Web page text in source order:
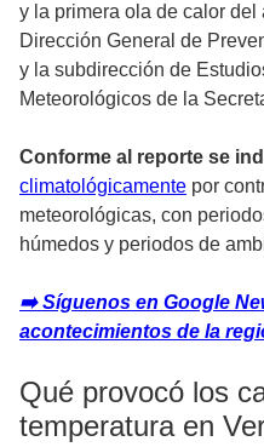
y la primera ola de calor del
Dirección General de
y la subdirección de
Meteorológicos de la
Conforme al reporte se
climatológicamente por
meteorológicas, con
húmedos y periodos de
➡️ Síguenos en Google
acontecimientos de la
Qué provocó los
temperatura en